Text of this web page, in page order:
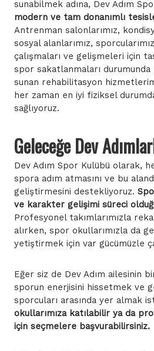
sunabilmek adına, Dev Adım
modern ve tam donanımlı
Antrenman salonlarımız,
sosyal alanlarımız,
çalışmaları ve gelişmeleri için
spor sakatlanmaları
sunan rehabilitasyon
her zaman en iyi fiziksel
sağlıyoruz.
Geleceğe Dev
Dev Adım Spor Kulübü olarak,
spora adım atmasını ve bu
geliştirmesini destekliyoruz.
ve karakter gelişimi süreci
Profesyonel takımlarımızla
alırken, spor okullarımızla da
yetiştirmek için var gücümüzle
Eğer siz de Dev Adım ailesinin
sporun enerjisini hissetmek ve
sporcuları arasında yer almak
okullarımıza katılabilir ya da
için seçmelere başvurabilirsiniz.